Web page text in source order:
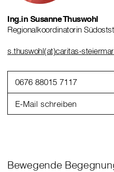
Ing.in Susanne Thuswohl
Regionalkoordinatorin
s.thuswohl(at)caritas-
0676 88015 7117
E-Mail schreiben
Bewegende